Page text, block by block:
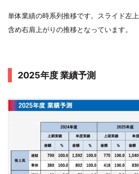
単体業績の時系列推移です。スライド左
含め右肩上がりの推移となっています。
2025年度 業績予測